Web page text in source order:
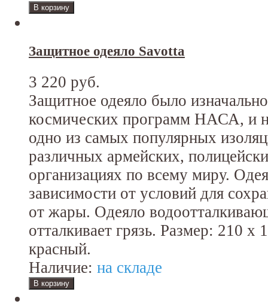
Защитное одеяло Savotta
3 220 руб.
Защитное одеяло было
космических программ НАСА, и
одно из самых популярных
различных армейских,
организациях по всему миру.
зависимости от условий для
от жары. Одеяло
отталкивает грязь. Размер: 210
красный.
Наличие: на складе